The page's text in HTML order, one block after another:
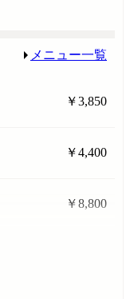
メニュー一覧
￥3,850
￥4,400
￥8,800